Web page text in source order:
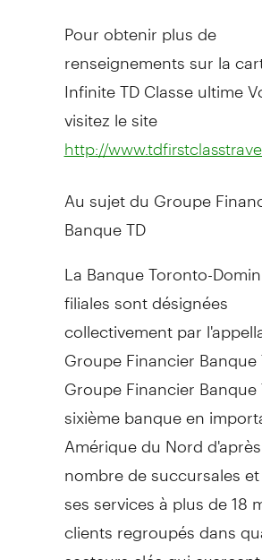
Pour obtenir plus de
renseignements sur la
Infinite TD Classe ultime
visitez le site
http://
Au sujet du Groupe
Banque TD
La Banque Toronto-
filiales sont désignées
collectivement par
Groupe Financier Banque
Groupe Financier Banque
sixième banque en
Amérique du Nord
nombre de succursales
ses services à plus de 18
clients regroupés dans